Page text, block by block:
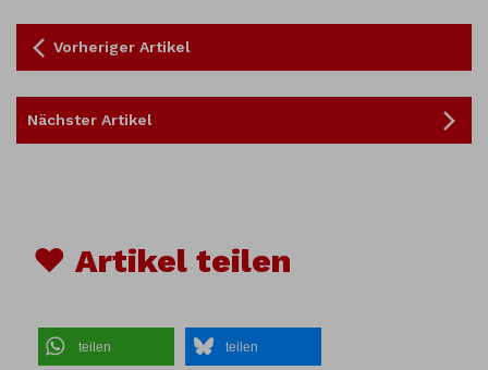
Vorheriger Artikel
Nächster Artikel
♥ Artikel teilen
teilen teilen